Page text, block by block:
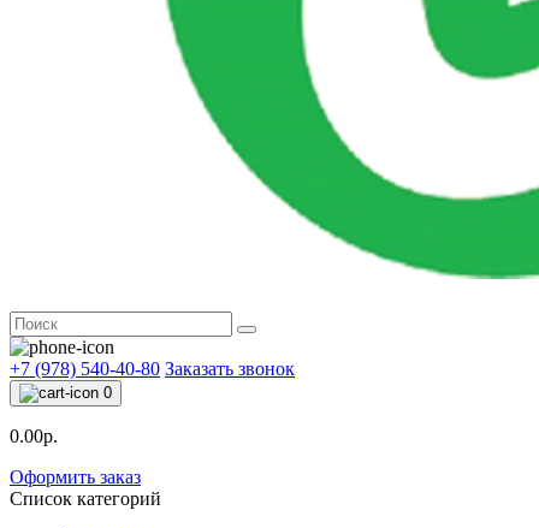
+7 (978) 540-40-80 Заказать звонок
0
0.00р.
Оформить заказ
Список категорий